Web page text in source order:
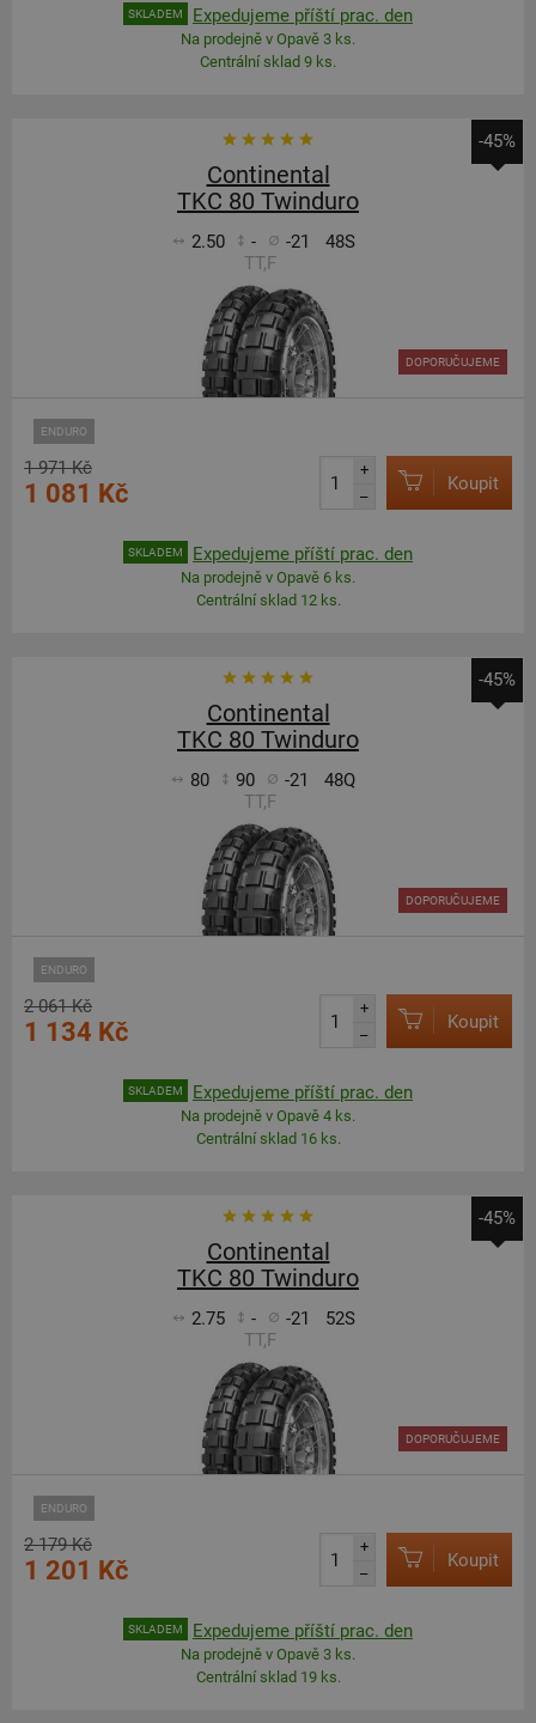
SKLADEM Expedujeme příští prac. den
Na prodejně v Opavě 3 ks.
Centrální sklad 9 ks.
-45%
Continental
TKC 80 Twinduro
2.50 - -21
48S
TT,F
ENDURO
DOPORUČUJEME
1 971 Kč
1 081 Kč
+
–
Koupit
SKLADEM Expedujeme příští prac. den
Na prodejně v Opavě 6 ks.
Centrální sklad 12 ks.
-45%
Continental
TKC 80 Twinduro
80 90 -21
48Q
TT,F
ENDURO
DOPORUČUJEME
2 061 Kč
1 134 Kč
+
–
Koupit
SKLADEM Expedujeme příští prac. den
Na prodejně v Opavě 4 ks.
Centrální sklad 16 ks.
-45%
Continental
TKC 80 Twinduro
2.75 - -21
52S
TT,F
ENDURO
DOPORUČUJEME
2 179 Kč
1 201 Kč
+
–
Koupit
SKLADEM Expedujeme příští prac. den
Na prodejně v Opavě 3 ks.
Centrální sklad 19 ks.